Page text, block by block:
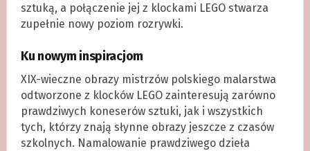
sztuką, a połączenie jej z klockami LEGO stwarza
zupełnie nowy poziom rozrywki.
Ku nowym inspiracjom
XIX-wieczne obrazy mistrzów polskiego malarstwa
odtworzone z klocków LEGO zainteresują zarówno
prawdziwych koneserów sztuki, jak i wszystkich
tych, którzy znają słynne obrazy jeszcze z czasów
szkolnych. Namalowanie prawdziwego dzieła